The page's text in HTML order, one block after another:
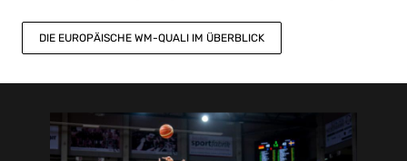
DIE EUROPÄISCHE WM-QUALI IM ÜBERBLICK